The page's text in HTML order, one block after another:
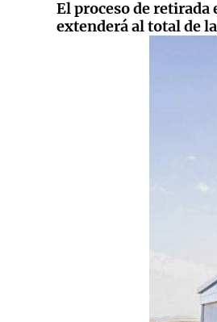
El proceso de retirada
extenderá al total de